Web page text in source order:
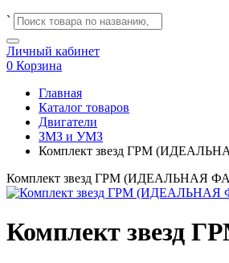
`
Личный кабинет
0 Корзина
Главная
Каталог товаров
Двигатели
ЗМЗ и УМЗ
Комплект звезд ГРМ
Комплект звезд ГРМ (ИДЕАЛЬНАЯ
Комплект звезд